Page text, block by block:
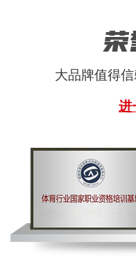
大品牌值得
进